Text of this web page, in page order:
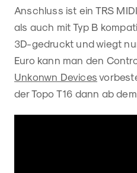
Anschluss ist ein TRS
als auch mit Typ B
3D-gedruckt und wiegt
Euro kann man den
Unkonwn Devices
der Topo T16 dann ab dem